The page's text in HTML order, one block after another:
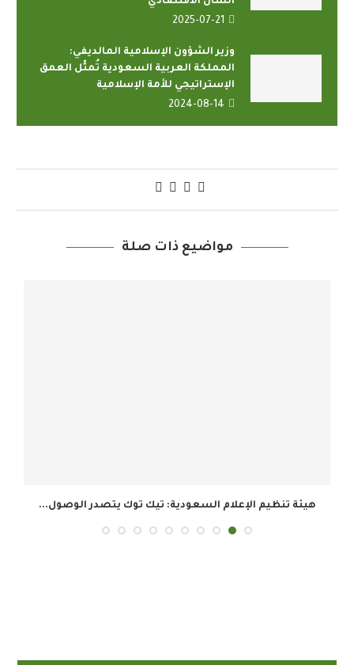
2025-07-21
وزير الشؤون الإسلامية المالديفي:
المملكة العربية السعودية تُمثِّل العمق
الإستراتيجي للأمة الإسلامية
2024-08-14
مواضيع ذات صلة
هيئة تنظيم الإعلام السعودية: تيك توك يتصدر الوصول...